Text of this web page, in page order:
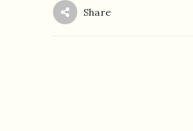
Share